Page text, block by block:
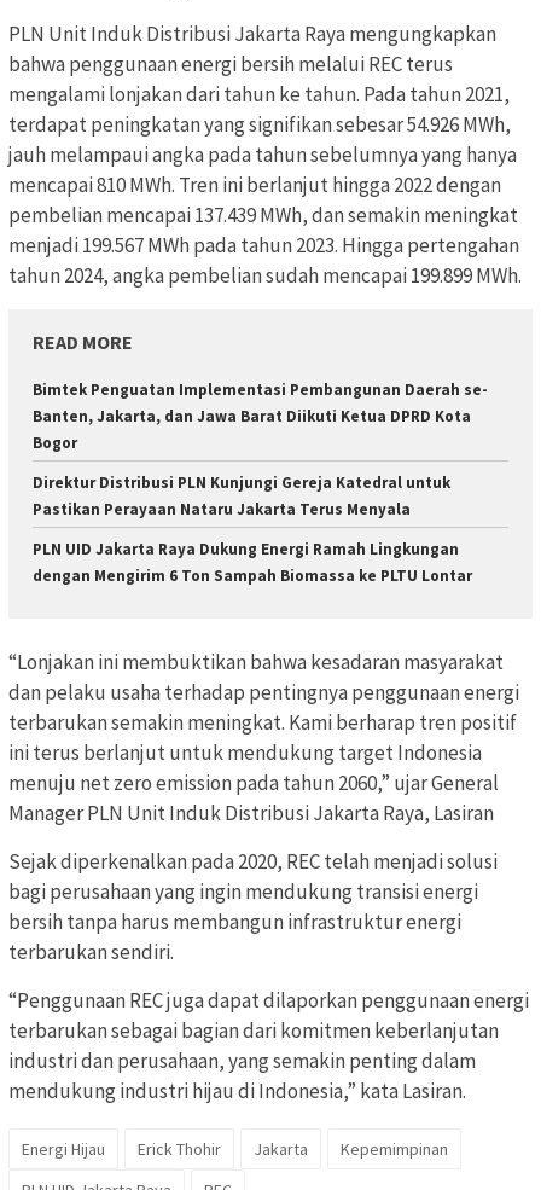
PLN Unit Induk Distribusi Jakarta Raya mengungkapkan
bahwa penggunaan energi bersih melalui REC terus
mengalami lonjakan dari tahun ke tahun. Pada tahun 2021,
terdapat peningkatan yang signifikan sebesar 54.926 MWh,
jauh melampaui angka pada tahun sebelumnya yang hanya
mencapai 810 MWh. Tren ini berlanjut hingga 2022 dengan
pembelian mencapai 137.439 MWh, dan semakin meningkat
menjadi 199.567 MWh pada tahun 2023. Hingga pertengahan
tahun 2024, angka pembelian sudah mencapai 199.899 MWh.
READ MORE
Bimtek Penguatan Implementasi Pembangunan Daerah se-
Banten, Jakarta, dan Jawa Barat Diikuti Ketua DPRD Kota
Bogor
Direktur Distribusi PLN Kunjungi Gereja Katedral untuk
Pastikan Perayaan Nataru Jakarta Terus Menyala
PLN UID Jakarta Raya Dukung Energi Ramah Lingkungan
dengan Mengirim 6 Ton Sampah Biomassa ke PLTU Lontar
“Lonjakan ini membuktikan bahwa kesadaran masyarakat
dan pelaku usaha terhadap pentingnya penggunaan energi
terbarukan semakin meningkat. Kami berharap tren positif
ini terus berlanjut untuk mendukung target Indonesia
menuju net zero emission pada tahun 2060,” ujar General
Manager PLN Unit Induk Distribusi Jakarta Raya, Lasiran
Sejak diperkenalkan pada 2020, REC telah menjadi solusi
bagi perusahaan yang ingin mendukung transisi energi
bersih tanpa harus membangun infrastruktur energi
terbarukan sendiri.
“Penggunaan REC juga dapat dilaporkan penggunaan energi
terbarukan sebagai bagian dari komitmen keberlanjutan
industri dan perusahaan, yang semakin penting dalam
mendukung industri hijau di Indonesia,” kata Lasiran.
Energi Hijau Erick Thohir Jakarta
Kepemimpinan